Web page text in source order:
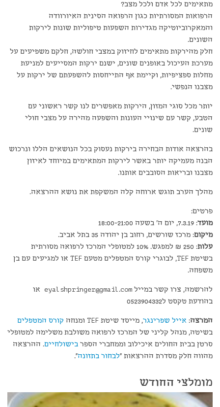
מתאימים לכל אדם ולכל מצב?
הרפואות המסורתיות כגון הרפואה הסינית האיורוודה
והמאקרוביוטיקה מגדירות השפעות טיפוליות שונות לירקות
השונים.
חלק מהירקות מתאימים לחיזוק במצבי חולשה, חלקם משפיעים על
מערכת העיכול באופנים שונים, ישנם ירקות המסייעים למניעת
מחלות ספציפיות, וקיימת אף התייחסות להשפעתם של ירקות על
מצבנו הנפשי.
יותר מכל סוגי המזון, הירקות מאפשרים לנו קשר ראשוני עם
הטבע, קשר עם שינויי העונות והשפעה מהירה על מצבי חולי
שונים.
בהרצאה אודות הבחירה בירקות נעסוק בכל הנושאים הללו ונרכוש
הבנה מעמיקה יותר באשר לירקות המתאימים במיוחד לאיזון
מצבנו ובריאות הסובבים אותנו.
מהלך הערב תוגש ארוחה קלה המשקפת את נושא ההרצאה.
פרטים:
מועד: 7.3.19, יום ה' בשעה 18:00-21:00
מיקום: מרכז שורשים, רחוב בן יהודה 35 בתל אביב.
עלות
: 250 ₪ למפגש. 10% למטופלי המרכז לרפואה מסורתית
בשיטת TEF, לבוגרי קורס המטפלים מטעם TEF או למגיעים עם בן
משפחה.
להרשמה, צרו קשר במייל eyalshpringer@gmail.com או
בהודעת טקסט ל0523904332
המרצה: אייל שפרינגר, מייסד שיטת TEF ומנחה
קורס המטפלים
בשיטה, מנהל קליני של המרכז לרפואה משולבת משלימה למטופלי
סרטן בבית החולים איכילוב וממחברי הספר בישולחיים. ההרצאה
מהווה חלק מסדרת ההרצאות "לבחור בתזונה".
מומלצי החודש